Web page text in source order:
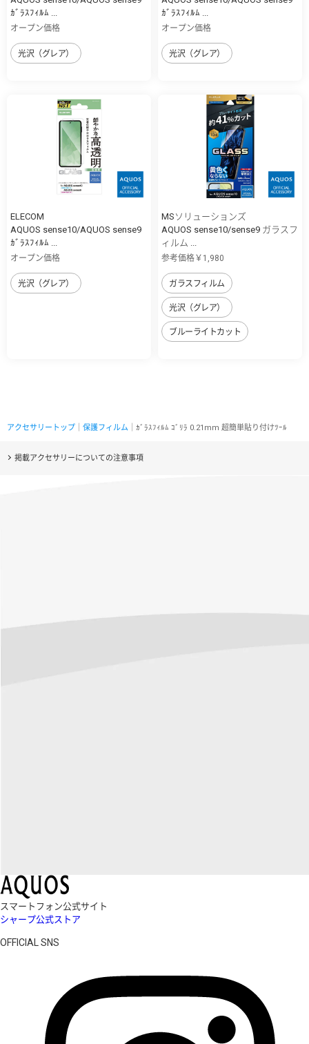
ｶﾞﾗｽﾌｨﾙﾑ ...
オープン価格
光沢（グレア）
ｶﾞﾗｽﾌｨﾙﾑ ...
オープン価格
光沢（グレア）
ELECOM
AQUOS sense10/AQUOS sense9
ｶﾞﾗｽﾌｨﾙﾑ ...
オープン価格
光沢（グレア）
MSソリューションズ
AQUOS sense10/sense9 ガラスフ
ィルム ...
参考価格￥1,980
ガラスフィルム
光沢（グレア）
ブルーライトカット
アクセサリートップ 保護フィルム ｜ｶﾞﾗｽﾌｨﾙﾑ ｺﾞﾘﾗ 0.21mm 超簡単貼り付けﾂｰﾙ
掲載アクセサリーについての注意事項
スマートフォン公式サイト
シャープ公式ストア
OFFICIAL SNS